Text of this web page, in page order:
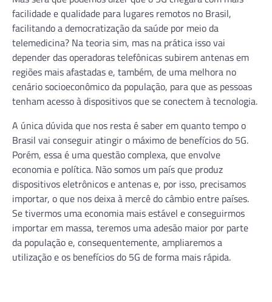
facilidade e qualidade para lugares remotos no Brasil,
facilitando a democratização da saúde por meio da
telemedicina? Na teoria sim, mas na prática isso vai
depender das operadoras telefônicas subirem antenas em
regiões mais afastadas e, também, de uma melhora no
cenário socioeconômico da população, para que as pessoas
tenham acesso à dispositivos que se conectem à tecnologia.
A única dúvida que nos resta é saber em quanto tempo o
Brasil vai conseguir atingir o máximo de benefícios do 5G.
Porém, essa é uma questão complexa, que envolve
economia e política. Não somos um país que produz
dispositivos eletrônicos e antenas e, por isso, precisamos
importar, o que nos deixa à mercê do câmbio entre países.
Se tivermos uma economia mais estável e conseguirmos
importar em massa, teremos uma adesão maior por parte
da população e, consequentemente, ampliaremos a
utilização e os benefícios do 5G de forma mais rápida.